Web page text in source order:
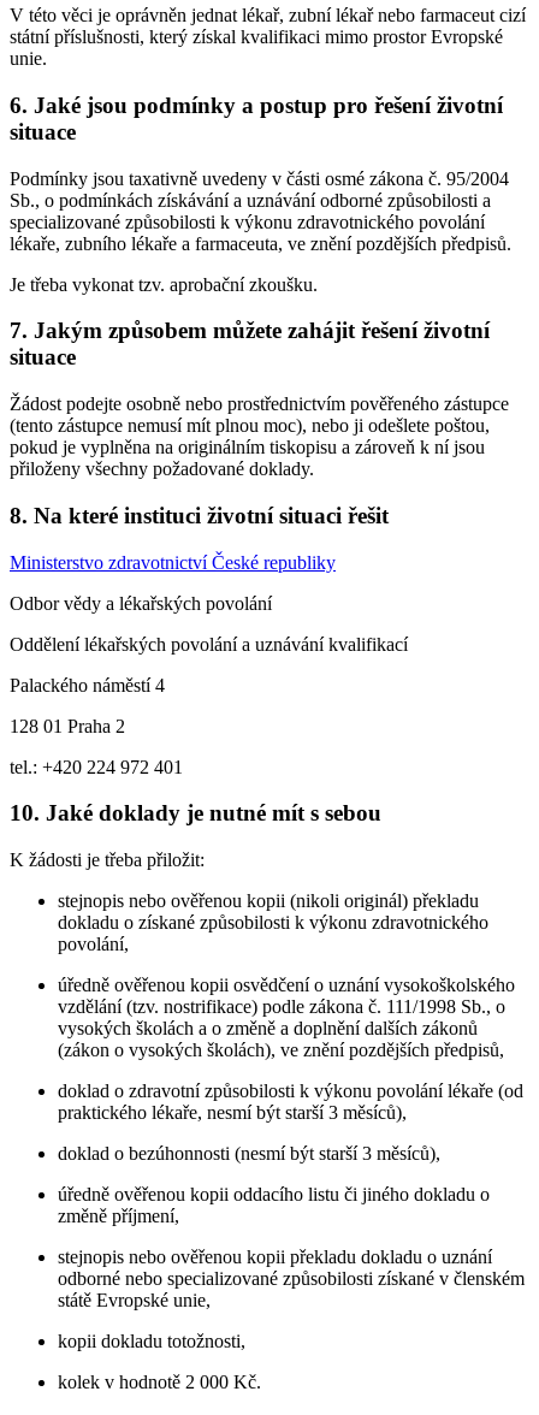
V této věci je oprávněn jednat lékař, zubní lékař nebo farmaceut cizí
státní příslušnosti, který získal kvalifikaci mimo prostor Evropské
unie.
6. Jaké jsou podmínky a postup pro řešení životní
situace
Podmínky jsou taxativně uvedeny v části osmé zákona č. 95/2004
Sb., o podmínkách získávání a uznávání odborné způsobilosti a
specializované způsobilosti k výkonu zdravotnického povolání
lékaře, zubního lékaře a farmaceuta, ve znění pozdějších předpisů.
Je třeba vykonat tzv. aprobační zkoušku.
7. Jakým způsobem můžete zahájit řešení životní
situace
Žádost podejte osobně nebo prostřednictvím pověřeného zástupce
(tento zástupce nemusí mít plnou moc), nebo ji odešlete poštou,
pokud je vyplněna na originálním tiskopisu a zároveň k ní jsou
přiloženy všechny požadované doklady.
8. Na které instituci životní situaci řešit
Ministerstvo zdravotnictví České republiky
Odbor vědy a lékařských povolání
Oddělení lékařských povolání a uznávání kvalifikací
Palackého náměstí 4
128 01 Praha 2
tel.: +420 224 972 401
10. Jaké doklady je nutné mít s sebou
K žádosti je třeba přiložit:
stejnopis nebo ověřenou kopii (nikoli originál) překladu
dokladu o získané způsobilosti k výkonu zdravotnického
povolání,
úředně ověřenou kopii osvědčení o uznání vysokoškolského
vzdělání (tzv. nostrifikace) podle zákona č. 111/1998 Sb., o
vysokých školách a o změně a doplnění dalších zákonů
(zákon o vysokých školách), ve znění pozdějších předpisů,
doklad o zdravotní způsobilosti k výkonu povolání lékaře (od
praktického lékaře, nesmí být starší 3 měsíců),
doklad o bezúhonnosti (nesmí být starší 3 měsíců),
úředně ověřenou kopii oddacího listu či jiného dokladu o
změně příjmení,
stejnopis nebo ověřenou kopii překladu dokladu o uznání
odborné nebo specializované způsobilosti získané v členském
státě Evropské unie,
kopii dokladu totožnosti,
kolek v hodnotě 2 000 Kč.